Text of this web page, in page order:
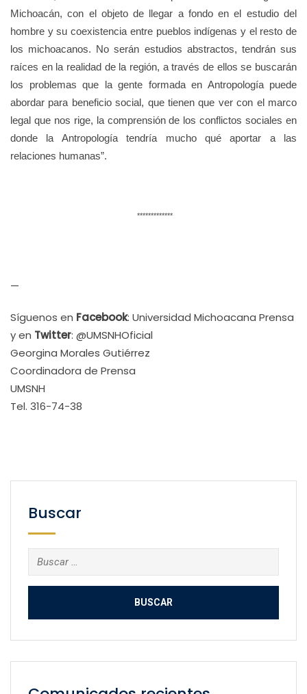
Michoacán, con el objeto de llegar a fondo en el estudio del
hombre y su coexistencia entre pueblos indígenas y el resto de
los michoacanos. No serán estudios abstractos, tendrán sus
raíces en la realidad de la región, a través de ellos se buscarán
los problemas que la gente formada en Antropología puede
abordar para beneficio social, que tienen que ver con el marco
legal que nos rige, la comprensión de los conflictos sociales en
donde la Antropología tendría mucho qué aportar a las
relaciones humanas”.
*************
—
Síguenos en Facebook: Universidad Michoacana Prensa
y en Twitter: @UMSNHOficial
Georgina Morales Gutiérrez
Coordinadora de Prensa
UMSNH
Tel. 316-74-38
Buscar
Buscar: